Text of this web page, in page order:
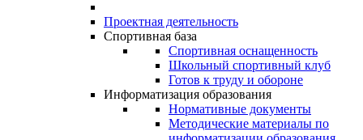
Проектная деятельность
Спортивная база
Спортивная оснащенность
Школьный спортивный клуб
Готов к труду и обороне
Информатизация образования
Нормативные документы
Методические материалы по